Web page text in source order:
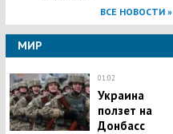
ВСЕ НОВОСТИ »
МИР
01:02
​Украина
ползет на
Донбасс